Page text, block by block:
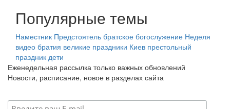
Популярные темы
Наместник Предстоятель братское богослужение Неделя
видео братия великие праздники Киев престольный
праздник дети
Еженедельная рассылка только важных обновлений
Новости, расписание, новое в разделах сайта